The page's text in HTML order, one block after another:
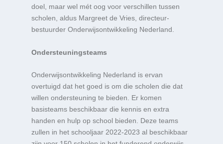
doel, maar wel mét oog voor verschillen tussen
scholen, aldus Margreet de Vries, directeur-
bestuurder Onderwijsontwikkeling Nederland.
Ondersteuningsteams
Onderwijsontwikkeling Nederland is ervan
overtuigd dat het goed is om die scholen die dat
willen ondersteuning te bieden. Er komen
basisteams beschikbaar die kennis en extra
handen en hulp op school bieden. Deze teams
zullen in het schooljaar 2022-2023 al beschikbaar